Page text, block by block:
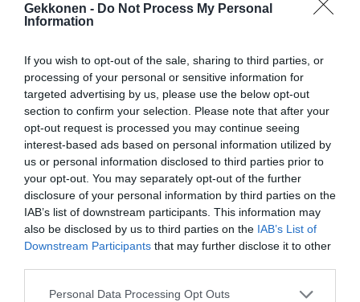
Gekkonen - Do Not Process My Personal
Information
If you wish to opt-out of the sale, sharing to third parties, or
processing of your personal or sensitive information for
targeted advertising by us, please use the below opt-out
section to confirm your selection. Please note that after your
opt-out request is processed you may continue seeing
interest-based ads based on personal information utilized by
us or personal information disclosed to third parties prior to
your opt-out. You may separately opt-out of the further
disclosure of your personal information by third parties on the
IAB’s list of downstream participants. This information may
also be disclosed by us to third parties on the IAB’s List of
Downstream Participants that may further disclose it to other
Personal Data Processing Opt Outs
View this post on Instagram
Summer F🌿RRER Sale
A post shared bySusanna Penttilä (@susanna_penttila) on